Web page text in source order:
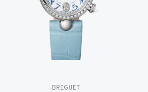
BREGUET